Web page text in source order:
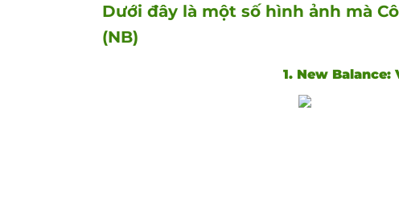
Dưới đây là một số hình ảnh mà
(NB)
1. New Balance: